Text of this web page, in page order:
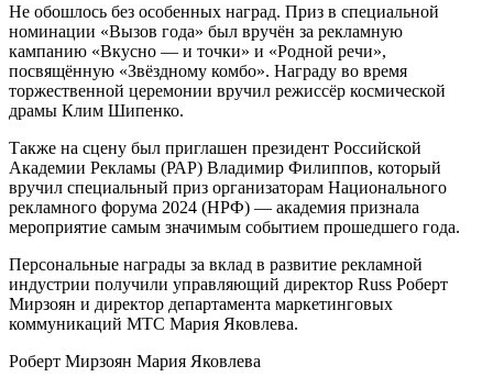
Не обошлось без особенных наград. Приз в специальной
номинации «Вызов года» был вручён за рекламную
кампанию «Вкусно — и точки» и «Родной речи»,
посвящённую «Звёздному комбо». Награду во время
торжественной церемонии вручил режиссёр космической
драмы Клим Шипенко.
Также на сцену был приглашен президент Российской
Академии Рекламы (РАР) Владимир Филиппов, который
вручил специальный приз организаторам Национального
рекламного форума 2024 (НРФ) — академия признала
мероприятие самым значимым событием прошедшего года.
Персональные награды за вклад в развитие рекламной
индустрии получили управляющий директор Russ Роберт
Мирзоян и директор департамента маркетинговых
коммуникаций МТС Мария Яковлева.
Роберт Мирзоян Мария Яковлева